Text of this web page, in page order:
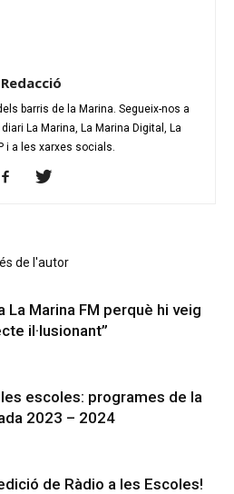
Redacció
barris de la Marina. Segueix-nos a
La Marina, La Marina Digital, La
i a les xarxes socials.
de l'autor
La Marina FM perquè hi veig
il·lusionant”
les escoles: programes de la
2023 – 2024
de Ràdio a les Escoles!